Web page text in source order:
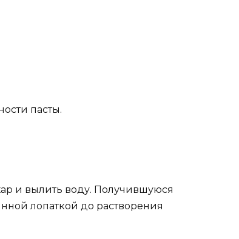
пасты.
и вылить воду. Получившуюся
лопаткой до растворения